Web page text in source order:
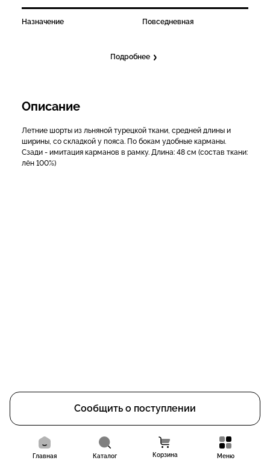
Назначение Повседневная
Подробнее
Описание
Летние шорты из льняной турецкой ткани, средней длины и
ширины, со складкой у пояса. По бокам удобные карманы.
Сзади - имитация карманов в рамку. Длина: 48 см (состав ткани:
лён 100%)
Сообщить о поступлении
Главная Каталог Корзина Меню